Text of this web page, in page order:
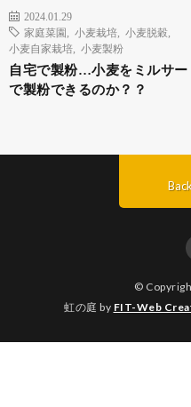
2024.01.29
家庭菜園
小麦栽培 小麦脱穀
小麦自家栽培
小麦製粉
自宅で製粉…小麦をミルサー
で製粉できるのか？？
©
虹の庭 by FIT-Web